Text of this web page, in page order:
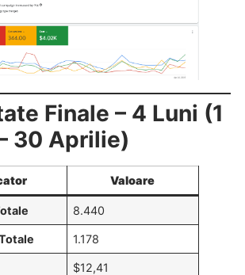
Finale – 4 Luni (1
30 Aprilie)
Valoare
8.440
1.178
$12,41